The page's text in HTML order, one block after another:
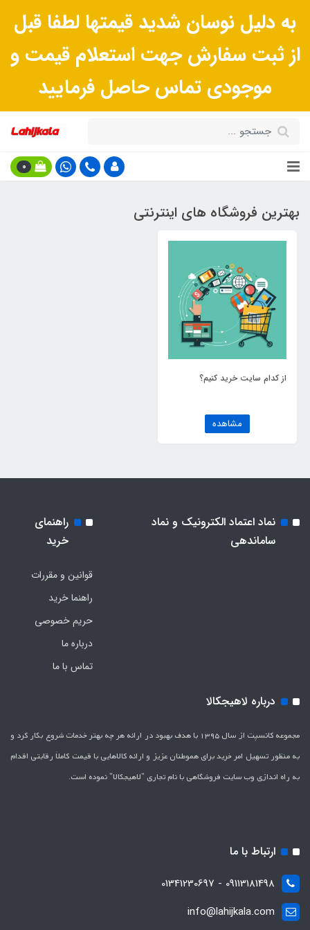
به دلیل نوسان شدید قیمتها لطفا قبل
از ثبت سفارش جهت استعلام قیمت و
موجودی تماس حاصل فرمایید
0
بهترین فروشگاه های اینترنتی
از کدام سایت خرید کنیم؟
مشاهده
نماد اعتماد الکترونیک و نماد
ساماندهی
راهنمای
خرید
قوانین و مقررات
راهنما خرید
حریم خصوصی
درباره ما
تماس با ما
درباره لاهیجکالا
مجموعه کانسپت از سال 1395 با هدف بهبود در ارائه هر چه بهتر خدمات شروع بکار کرد و
به منظور تسهیل امر خرید برای هموطنان عزیز و ارائه کالاهایی با قیمت کاملاَ رقابتی اقدام
به راه اندازی وب سایت فروشگاهی با نام تجاری "لاهیج­کالا" نموده است.
ارتباط با ما
09113181498 - 01341230697
info@lahijkala.com